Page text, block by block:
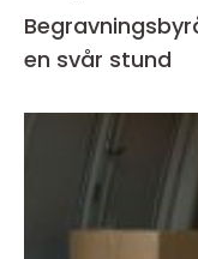
en svår stund